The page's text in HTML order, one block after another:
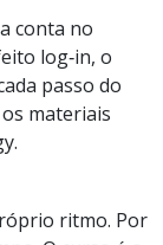
conta no
log‑in, o
passo do
materiais
ritmo. Por